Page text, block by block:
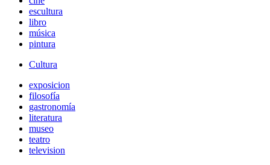
escultura
libro
música
pintura
Cultura
exposicion
filosofía
gastronomía
literatura
museo
teatro
television